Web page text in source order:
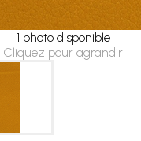
1 photo disponible
Cliquez pour agrandir